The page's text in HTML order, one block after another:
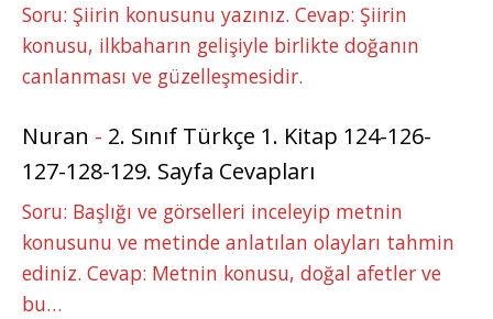
Soru: Şiirin konusunu yazınız. Cevap: Şiirin
konusu, ilkbaharın gelişiyle birlikte doğanın
canlanması ve güzelleşmesidir.
Nuran - 2. Sınıf Türkçe 1. Kitap 124-126-
127-128-129. Sayfa Cevapları
Soru: Başlığı ve görselleri inceleyip metnin
konusunu ve metinde anlatılan olayları tahmin
ediniz. Cevap: Metnin konusu, doğal afetler ve
bu…